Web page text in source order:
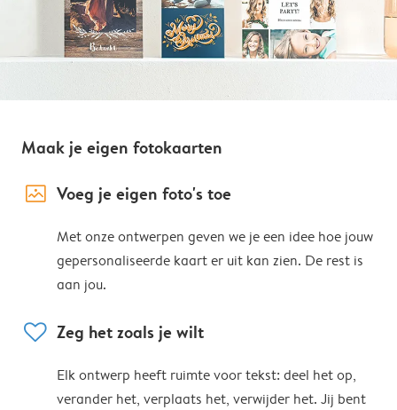
Maak je eigen fotokaarten
image_placeholder Voeg je eigen foto's toe
Met onze ontwerpen geven we je een idee hoe jouw
gepersonaliseerde kaart er uit kan zien. De rest is
aan jou.
heart Zeg het zoals je wilt
Elk ontwerp heeft ruimte voor tekst: deel het op,
verander het, verplaats het, verwijder het. Jij bent